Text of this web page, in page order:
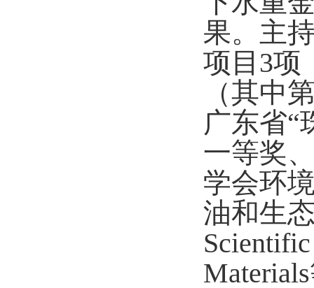
果。主
项目3项
（其中
广东省“
一等奖
学会环
油和生